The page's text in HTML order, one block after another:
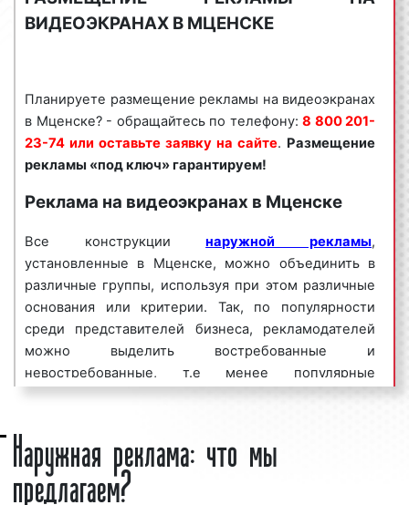
Реклама на видеоэкранах пользуется
спросом
среди представителей бизнеса.
высокаячастота контактов;
массовыйохват аудитории;
низкая стоимость записи роликов;
100% эффект и многое другое.
Как можно видеть, реклама на видеоэкранах
является эффективным средством для увеличения
потока клиентов и повышения процента продаж.
Многие клиенты нашего рекламного агентства
используют видеоэкраны для размещения рекламы
на постоянной основе.
ООО «Фасад Медиа Групп» организует и
планируем этапы проведения рекламных
кампаний;
определяем задачи, способы и средства
ВИДЕОЭКРАНАХ В МЦЕНСКЕ
Планируете размещение рекламы на видеоэкранах
в Мценске? - обращайтесь по телефону: 8 800 201-
23-74 или оставьте заявку на сайте. Размещение
рекламы «под ключ» гарантируем!
Реклама на видеоэкранах в Мценске
Все конструкциинаружной рекламы,
установленные в Мценске, можно объединить в
различные группы, используя при этом различные
основания или критерии. Так, по популярности
среди представителей бизнеса, рекламодателей
можно выделить востребованные и
невостребованные, т.е менее популярные
рекламные конструкции. Одним из наиболее
Возникает закономерный вопрос: «Что такое
видеоэкран?».
Наружная реклама: что мы
предлагаем?